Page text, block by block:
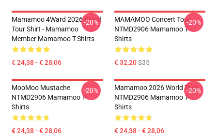
Mamamoo 4Ward 2026 World
Tour Shirt - Mamamoo
Member Mamamoo T-Shirts
€ 24,38 - € 28,06
-20%
MAMAMOO Concert Tour
NTMD2906 Mamamoo T-
Shirts
€ 32,20$35
-20%
MooMoo Mustache
NTMD2906 Mamamoo T-
Shirts
€ 24,38 - € 28,06
-20%
Mamamoo 2026 World Tour
NTMD2906 Mamamoo T-
Shirts
€ 24,38 - € 28,06
-20%